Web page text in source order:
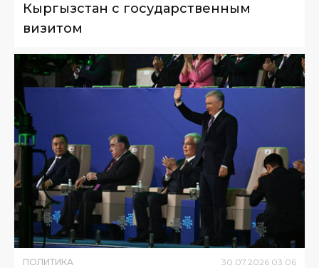
Кыргызстан с государственным
визитом
ПОЛИТИКА 30 07 2026 03:06